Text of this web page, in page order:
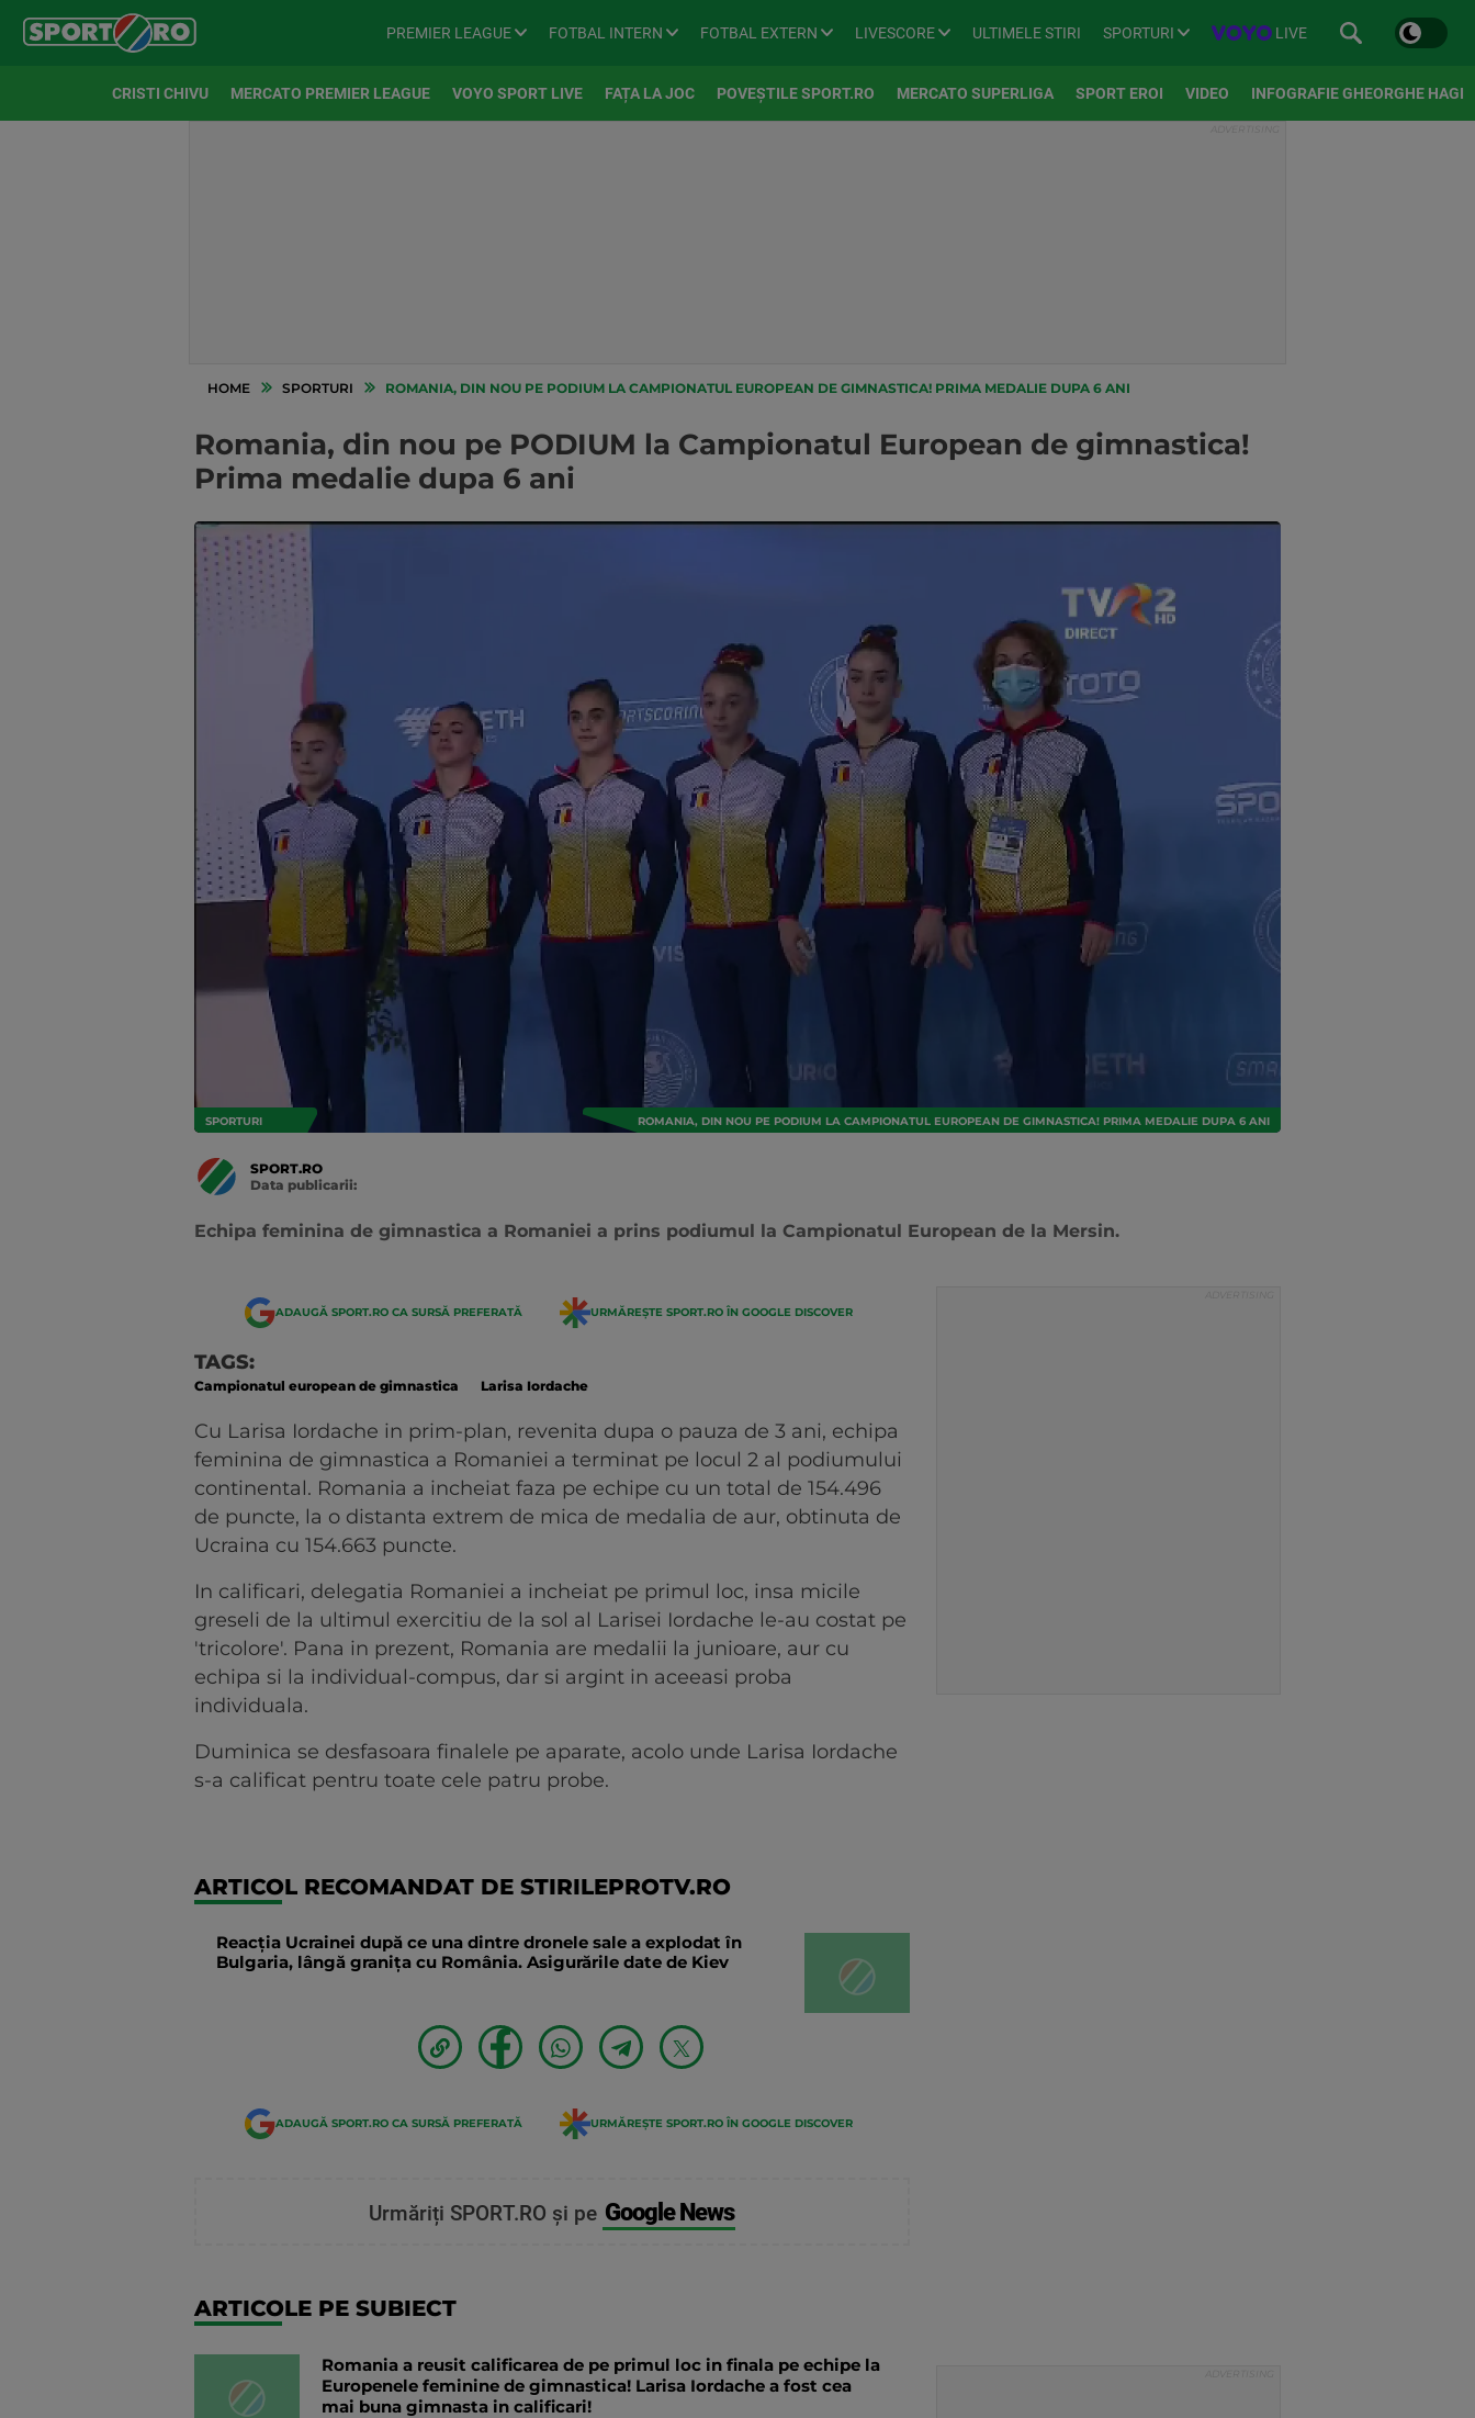
PREMIER LEAGUE FOTBAL INTERN FOTBAL EXTERN LIVESCORE ULTIMELE STIRI SPORTURI LIVE
CRISTI CHIVU MERCATO PREMIER LEAGUE VOYO SPORT LIVE FAȚA LA JOC POVEȘTILE SPORT.RO MERCATO SUPERLIGA SPORT EROI VIDEO INFOGRAFIE GHEORGHE HAGI
HOME SPORTURI ROMANIA, DIN NOU PE PODIUM LA CAMPIONATUL EUROPEAN DE GIMNASTICA! PRIMA MEDALIE DUPA 6 ANI
Romania, din nou pe PODIUM la Campionatul European de gimnastica!
Prima medalie dupa 6 ani
SPORTURI ROMANIA, DIN NOU PE PODIUM LA CAMPIONATUL EUROPEAN DE GIMNASTICA! PRIMA MEDALIE DUPA 6 ANI
SPORT.RO
Data publicarii:
Echipa feminina de gimnastica a Romaniei a prins podiumul la Campionatul European de la Mersin.
ADAUGĂ SPORT.RO CA SURSĂ PREFERATĂ URMĂREȘTE SPORT.RO ÎN GOOGLE DISCOVER
TAGS:
Campionatul european de gimnastica Larisa Iordache
Cu Larisa Iordache in prim-plan, revenita dupa o pauza de 3 ani, echipa
feminina de gimnastica a Romaniei a terminat pe locul 2 al podiumului
continental. Romania a incheiat faza pe echipe cu un total de 154.496
de puncte, la o distanta extrem de mica de medalia de aur, obtinuta de
Ucraina cu 154.663 puncte.
In calificari, delegatia Romaniei a incheiat pe primul loc, insa micile
greseli de la ultimul exercitiu de la sol al Larisei Iordache le-au costat pe
'tricolore'. Pana in prezent, Romania are medalii la junioare, aur cu
echipa si la individual-compus, dar si argint in aceeasi proba
individuala.
Duminica se desfasoara finalele pe aparate, acolo unde Larisa Iordache
s-a calificat pentru toate cele patru probe.
ARTICOL RECOMANDAT DE STIRILEPROTV.RO
Reacția Ucrainei după ce una dintre dronele sale a explodat în
Bulgaria, lângă granița cu România. Asigurările date de Kiev
ADAUGĂ SPORT.RO CA SURSĂ PREFERATĂ URMĂREȘTE SPORT.RO ÎN GOOGLE DISCOVER
Urmăriți SPORT.RO și pe Google News
ARTICOLE PE SUBIECT
Romania a reusit calificarea de pe primul loc in finala pe echipe la
Europenele feminine de gimnastica! Larisa Iordache a fost cea
mai buna gimnasta in calificari!